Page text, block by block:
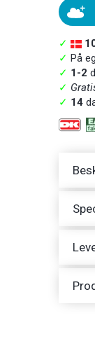
✓
✓ På
✓ 1-2
✓
✓ 14